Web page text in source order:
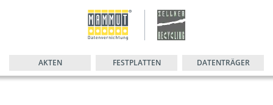
AKTEN FESTPLATTEN DATENTRÄGER